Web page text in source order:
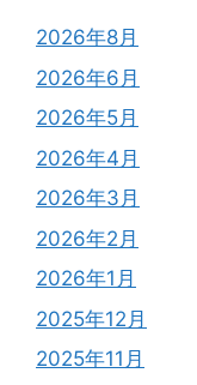
2026年8月
2026年6月
2026年5月
2026年4月
2026年3月
2026年2月
2026年1月
2025年12月
2025年11月